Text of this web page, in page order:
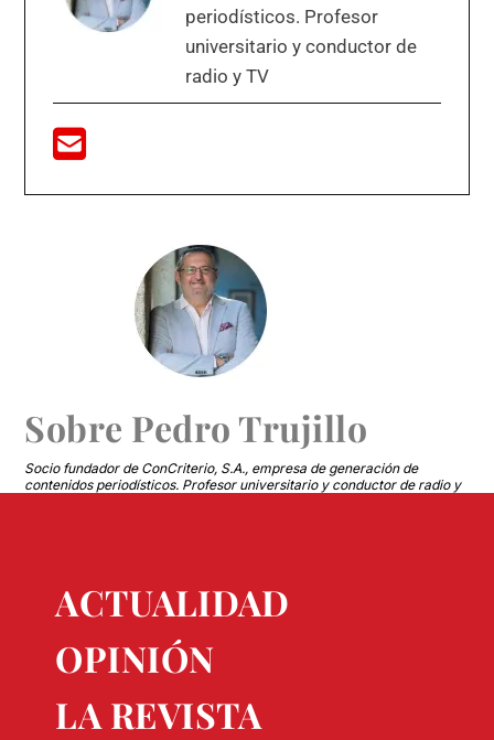
periodísticos. Profesor
universitario y conductor de
radio y TV
Sobre Pedro Trujillo
Socio fundador de ConCriterio, S.A., empresa de generación de
contenidos periodísticos. Profesor universitario y conductor de radio y
ACTUALIDAD
OPINIÓN
LA REVISTA